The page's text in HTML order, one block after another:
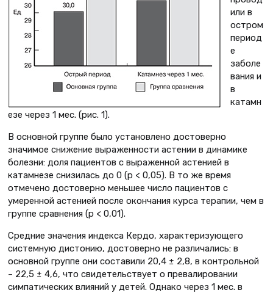
или в
остром
период
е
заболе
вания и
в
катамн
езе через 1 мес. (рис. 1).
В основной группе было установлено достоверно
значимое снижение выраженности астении в динамике
болезни: доля пациентов с выраженной астенией в
катамнезе снизилась до 0 (р < 0,05). В то же время
отмечено достоверно меньшее число пациентов с
умеренной астенией после окончания курса терапии, чем в
группе сравнения (р < 0,01).
Средние значения индекса Кердо, характеризующего
системную дистонию, достоверно не различались: в
основной группе они составили 20,4 ± 2,8, в контрольной
– 22,5 ± 4,6, что свидетельствует о превалировании
симпатических влияний у детей. Однако через 1 мес. в